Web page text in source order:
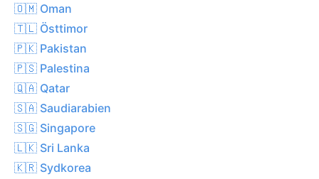
🇴🇲 Oman
🇹🇱 Östtimor
🇵🇰 Pakistan
🇵🇸 Palestina
🇶🇦 Qatar
🇸🇦 Saudiarabien
🇸🇬 Singapore
🇱🇰 Sri Lanka
🇰🇷 Sydkorea